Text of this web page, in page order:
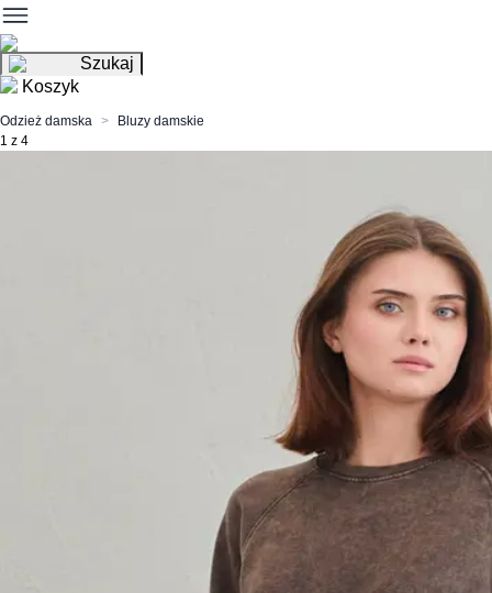
Szukaj
Koszyk
Odzież damska
Bluzy damskie
1 z 4